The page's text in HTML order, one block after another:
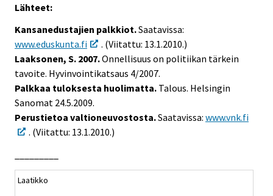
Lähteet:
Kansanedustajien palkkiot.Saatavissa:
www.eduskunta.fi
. (Viitattu: 13.1.2010.)
Laaksonen, S. 2007.Onnellisuus on politiikan tärkein
tavoite. Hyvinvointikatsaus 4/2007.
Palkkaa tuloksesta huolimatta. Talous. Helsingin
Sanomat 24.5.2009.
Perustietoa valtioneuvostosta.Saatavissa: www.vnk.fi
. (Viitattu: 13.1.2010.)
Laatikko